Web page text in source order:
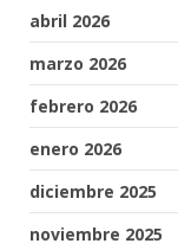
abril 2026
marzo 2026
febrero 2026
enero 2026
diciembre 2025
noviembre 2025